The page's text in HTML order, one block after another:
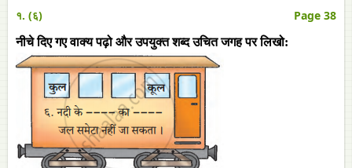
१. (६) Page 38
नीचे दिए गए वाक्य पढ़ो और उपयुक्त शब्द उचित जगह पर लिखो: